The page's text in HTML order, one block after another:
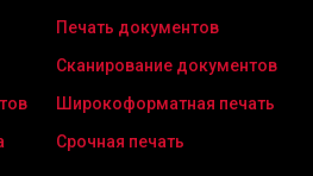
Печать документов
Сканирование документов
Широкоформатная печать
Срочная печать